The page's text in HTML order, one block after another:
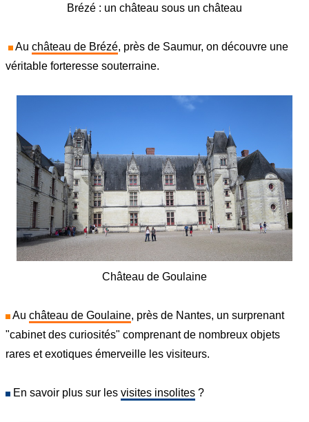
Brézé : un château sous un château
Au château de Brézé, près de Saumur, on découvre une
véritable forteresse souterraine.
Château de Goulaine
Au château de Goulaine, près de Nantes, un surprenant
"cabinet des curiosités" comprenant de nombreux objets
rares et exotiques émerveille les visiteurs.
En savoir plus sur les visites insolites ?